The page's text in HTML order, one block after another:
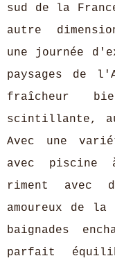
sud de la
autre
une journée
paysages de
fraîcheur
scintillante,
Avec une
avec piscine
riment avec
amoureux de
baignades
parfait